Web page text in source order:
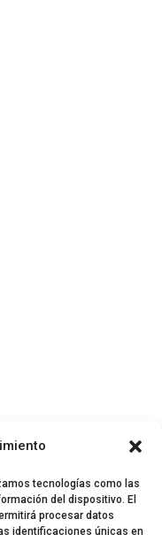
tecnologías como las
del dispositivo. El
procesar datos
identificaciones únicas en